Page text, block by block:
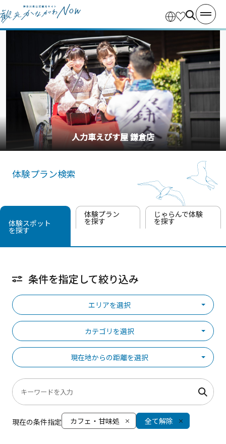
人力車えびす屋 鎌倉店
体験プラン検索
体験スポット
を探す
体験プラン
を探す
じゃらんで体験
を探す
条件を指定して絞り込み
エリアを選択
カテゴリを選択
現在地からの距離を選択
現在の条件指定 カフェ・甘味処 全て解除